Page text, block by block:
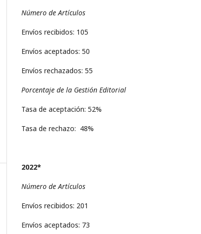
Número de Artículos
Envíos recibidos: 105
Envíos aceptados: 50
Envíos rechazados: 55
Porcentaje de la Gestión Editorial
Tasa de aceptación: 52%
Tasa de rechazo: 48%
2022*
Número de Artículos
Envíos recibidos: 201
Envíos aceptados: 73